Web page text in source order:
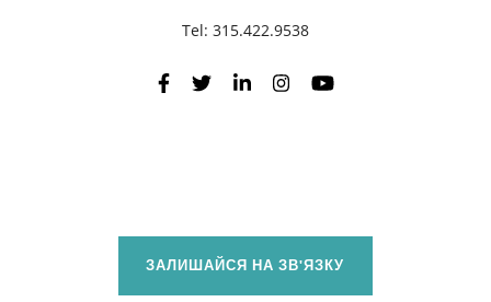
Tel: 315.422.9538
ЗАЛИШАЙСЯ НА ЗВ'ЯЗКУ